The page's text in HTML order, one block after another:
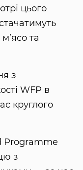
цього
та
з
WFP в
круглого
Programme
з